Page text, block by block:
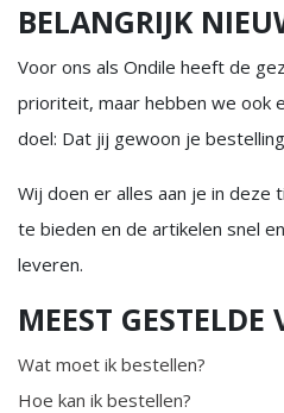
BELANGRIJK
Voor ons als Ondile heeft de
prioriteit, maar hebben we ook
doel: Dat jij gewoon je
Wij doen er alles aan je in deze
te bieden en de artikelen snel
leveren.
MEEST GESTELDE
Wat moet ik bestellen?
Hoe kan ik bestellen?